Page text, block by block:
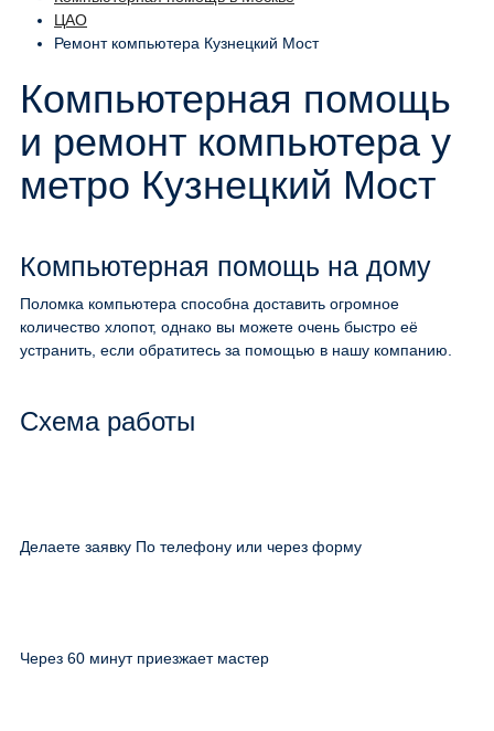
ЦАО
Ремонт компьютера Кузнецкий Мост
Компьютерная помощь
и ремонт компьютера у
метро Кузнецкий Мост
Компьютерная помощь на дому
Поломка компьютера способна доставить огромное
количество хлопот, однако вы можете очень быстро её
устранить, если обратитесь за помощью в нашу компанию.
Схема работы
Делаете заявку По телефону или через форму
Через 60 минут приезжает мастер